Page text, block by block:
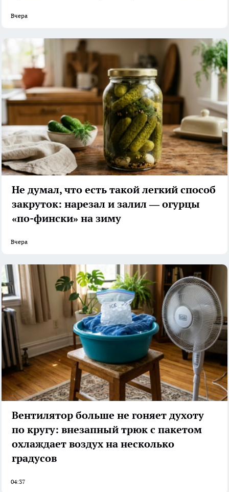
Вчера
Не думал, что есть такой легкий способ
закруток: нарезал и залил — огурцы
«по-фински» на зиму
Вчера
Вентилятор больше не гоняет духоту
по кругу: внезапный трюк с пакетом
охлаждает воздух на несколько
градусов
04:37